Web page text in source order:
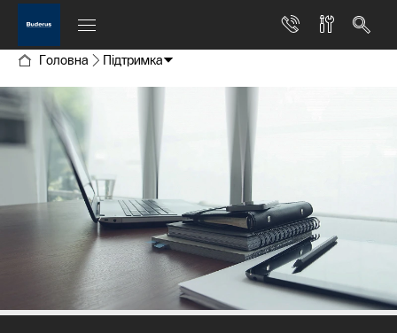
Головна Підтримка